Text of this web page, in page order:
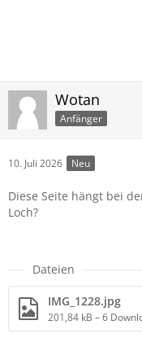
Wotan
Anfänger
10. Juli 2026 Neu
Diese Seite hängt bei
Loch?
Dateien
IMG_1228.jpg
201,84 kB – 6